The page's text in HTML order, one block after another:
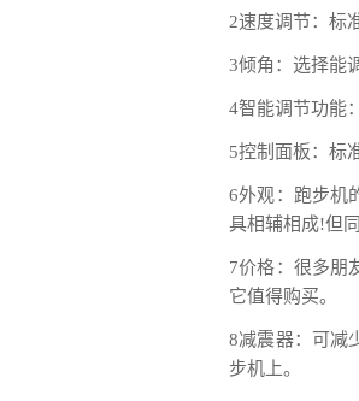
2速度调节：标
3倾角：选择能
4智能调节功能
5控制面板：标
6外观：跑步机
具相辅相成!但
7价格：很多朋
它值得购买。
8减震器：可减
步机上。